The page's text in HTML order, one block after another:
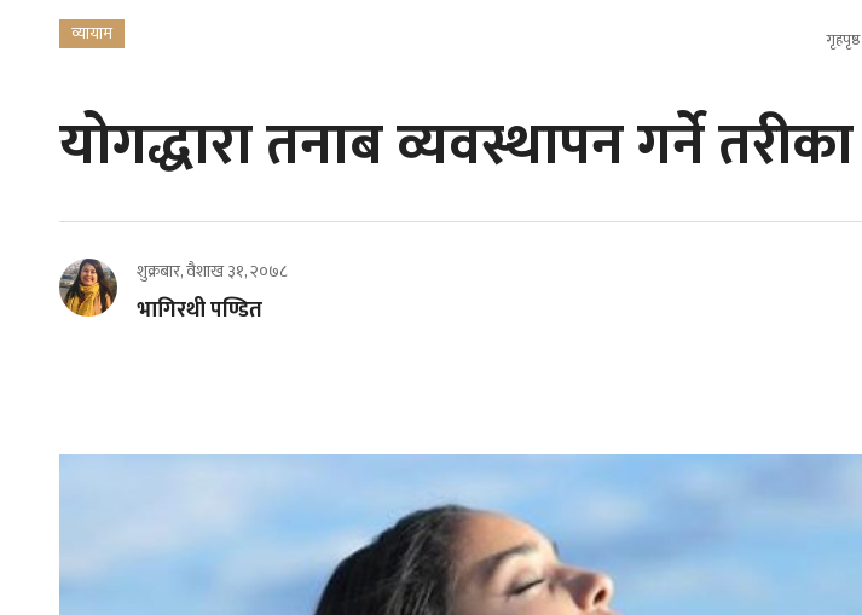
व्यायाम गृहपृष्ठ
योगद्धारा तनाब व्यवस्थापन गर्ने तरीका
शुक्रबार, वैशाख ३१, २०७८
भागिरथी पण्डित